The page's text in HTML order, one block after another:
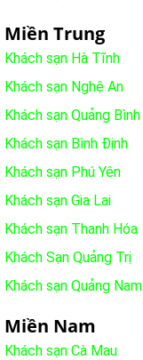
Miền Trung
Khách sạn Hà Tĩnh
Khách sạn Nghệ An
Khách sạn Quảng Bình
Khách sạn Bình Định
Khách sạn Phú Yên
Khách sạn Gia Lai
Khách sạn Thanh Hóa
Khách Sạn Quảng Trị
Khách sạn Quảng Nam
Miền Nam
Khách sạn Cà Mau